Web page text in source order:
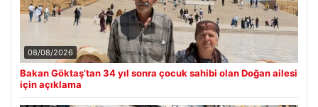
08/08/2026
Bakan Göktaş’tan 34 yıl sonra çocuk sahibi olan Doğan ailesi
için açıklama